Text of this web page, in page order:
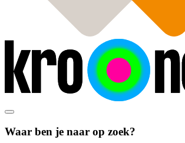
Waar ben je naar op zoek?